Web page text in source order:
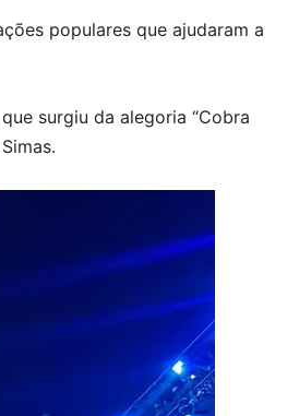
populares que ajudaram a
surgiu da alegoria “Cobra